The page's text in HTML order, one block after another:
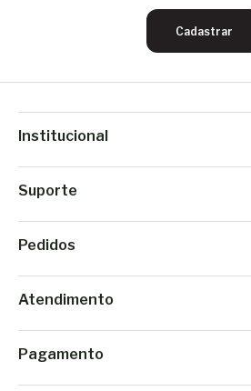
Cadastrar
Institucional
Suporte
Pedidos
Atendimento
Pagamento